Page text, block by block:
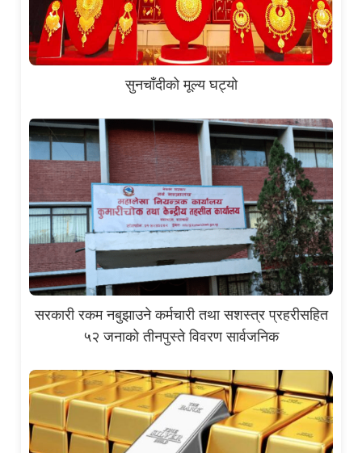
सुनचाँदीको मूल्य घट्यो
सरकारी रकम नबुझाउने कर्मचारी तथा सशस्त्र प्रहरीसहित
५२ जनाको तीनपुस्ते विवरण सार्वजनिक